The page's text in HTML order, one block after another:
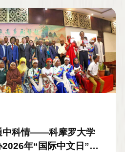
中科情——科摩罗大学
年“国际中文日”系